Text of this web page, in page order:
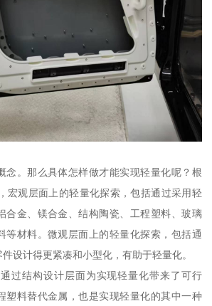
念。那么具体怎样做才能实现轻量化呢？根
宏观层面上的轻量化探索，包括通过采用轻
合金、镁合金、结构陶瓷、工程塑料、玻璃
等材料。微观层面上的轻量化探索，包括通
设计得更紧凑和小型化，有助于轻量化。
过结构设计层面为实现轻量化带来了可行
塑料替代金属，也是实现轻量化的其中一种